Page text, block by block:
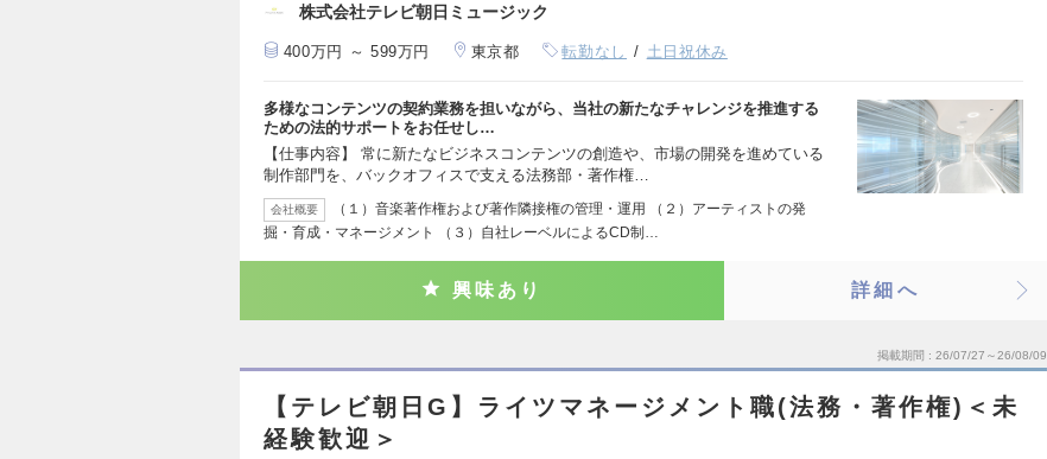
株式会社テレビ朝日ミュージック
400万円 ～ 599万円 東京都 転勤なし 土日祝休み
多様なコンテンツの契約業務を担いながら、当社の新たなチャレンジを推進する
ための法的サポートをお任せし…
【仕事内容】 常に新たなビジネスコンテンツの創造や、市場の開発を進めている
制作部門を、バックオフィスで支える法務部・著作権…
会社概要
（１）音楽著作権および著作隣接権の管理・運用 （２）アーティストの発
掘・育成・マネージメント （３）自社レーベルによるCD制…
興味あり 詳細へ
掲載期間 26/07/27～26/08/09
【テレビ朝日G】ライツマネージメント職(法務・著作権)＜未
経験歓迎＞